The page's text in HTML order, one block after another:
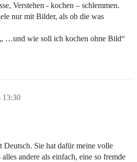
Verstehen - kochen – schlemmen.
nur mit Bilder, als ob die was
…und wie soll ich kochen ohne Bild“
13:30
Deutsch. Sie hat dafür meine volle
andere als einfach, eine so fremde